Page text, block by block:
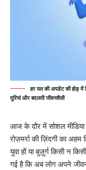
हर पल की अपडेट की होड़ में
दूरियां और बदलती जीवनशैली
आज के दौर में सोशल मीडिया
रोज़मर्रा की ज़िंदगी का
युवा हों या बुज़ुर्ग किसी न
गई है कि अब लोग अपने